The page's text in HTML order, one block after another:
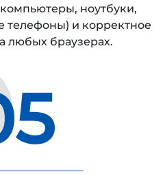
ноутбуки,
и корректное
любых браузерах.